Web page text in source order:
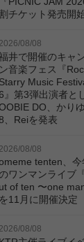
チケット発売開
2026/08/08
井で開催のキャ
ン音楽フェス『
Starry Music
6』第3弾出演者と
DO、かり
、Reiを発表
2026/08/08
tenten、今
ワンマンライブ
ut of ten 〜one man
を11月に開催決定
2026/08/08